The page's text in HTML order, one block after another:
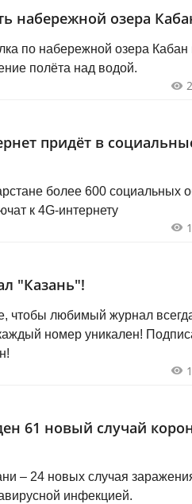
10 тысяч рублей.
набережной озера
по набережной озера Кабан
полёта над водой.
придёт в
более 600 социальных
к 4G-интернету
"Казань"!
чтобы любимый журнал
номер уникален! Подписаться можно
61 новый случай
– 24 новых случая
инфекцией.